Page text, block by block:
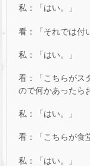
私：「はい。」
看：「それでは付
私：「はい。」
看：「こちらがス
ので何かあったら
私：「はい。」
看：「こちらが食
私：「はい。」